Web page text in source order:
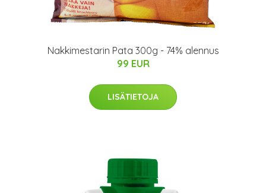
Nakkimestarin Pata 300g - 74% alennus
99 EUR
LISÄTIETOJA